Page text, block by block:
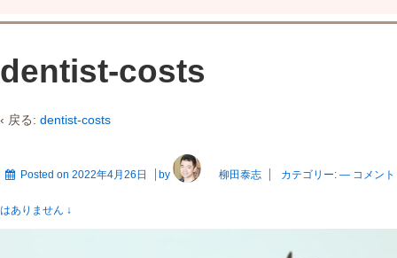
dentist-costs
‹ 戻る: dentist-costs
Posted on 2022年4月26日 by 柳田泰志 カテゴリー: — コメント
はありません ↓